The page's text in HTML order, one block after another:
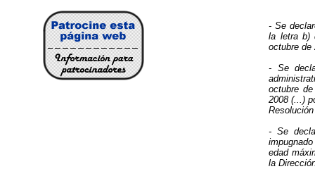
- Se
la letra b)
octubre de
- Se
octubre
2008 (...)
- Se
edad
la